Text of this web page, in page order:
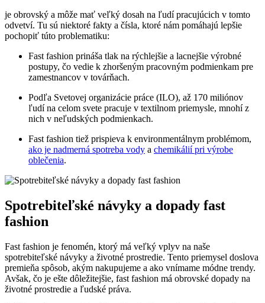
je obrovský a môže mať veľký dosah na ľudí pracujúcich v tomto
odvetví. Tu sú niektoré fakty a čísla, ktoré nám pomáhajú lepšie
pochopiť túto problematiku:
Fast fashion prináša tlak na rýchlejšie a lacnejšie výrobné
postupy, čo vedie k zhoršeným pracovným podmienkam pre
zamestnancov v továrňach.
Podľa Svetovej organizácie práce (ILO), až 170 miliónov
ľudí na celom svete pracuje v textilnom priemysle, mnohí z
nich v neľudských podmienkach.
Fast fashion tiež prispieva k environmentálnym problémom,
ako je nadmerná spotreba vody a chemikálií pri výrobe
oblečenia.
Spotrebiteľské návyky a dopady fast
fashion
Fast fashion je fenomén, ktorý má veľký vplyv na naše
spotrebiteľské návyky a životné prostredie. Tento priemysel doslova
premieňa spôsob, akým nakupujeme a ako vnímame módne trendy.
Avšak, čo je ešte dôležitejšie, fast fashion má obrovské dopady na
životné prostredie a ľudské práva.